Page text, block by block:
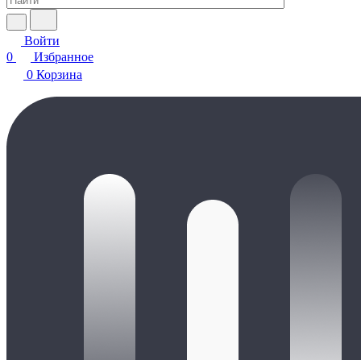
Войти
0
Избранное
0 Корзина